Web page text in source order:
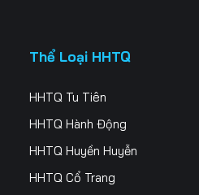
Tập 192
197 Tập 198
200 Tập 201
Thể Loại HHTQ
HHTQ Tu Tiên
HHTQ Hành Động
HHTQ Huyền Huyễn
HHTQ Cổ Trang